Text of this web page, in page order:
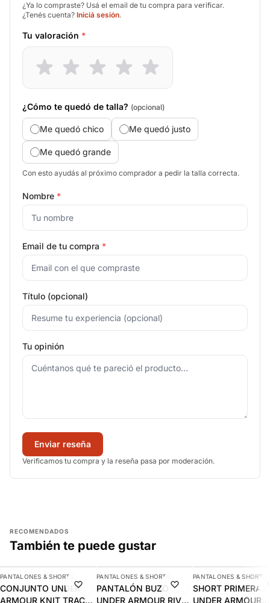
¿Ya lo compraste? Usá el email de tu compra para verificar.
¿Tenés cuenta? Iniciá sesión.
Tu valoración *
¿Cómo te quedó de talla? (opcional)
Me quedó chico Me quedó justo
Me quedó grande
Con esto ayudás al próximo comprador a pedir la talla correcta.
Nombre *
Email de tu compra *
Título (opcional)
Tu opinión
Enviar reseña
Verificamos tu compra y la reseña pasa por moderación.
RECOMENDADOS
También te puede gustar
-10%
AGREGAR
PANTALONES & SHORTS
CONJUNTO UNDER
ARMOUR KNIT TRACK
NUEVO
AGREGAR
PANTALONES & SHORTS
PANTALÓN BUZO
UNDER ARMOUR RIVAL
-7%
PANTALONES & SHORTS
SHORT PRIMERA
UNDER ARMOUR